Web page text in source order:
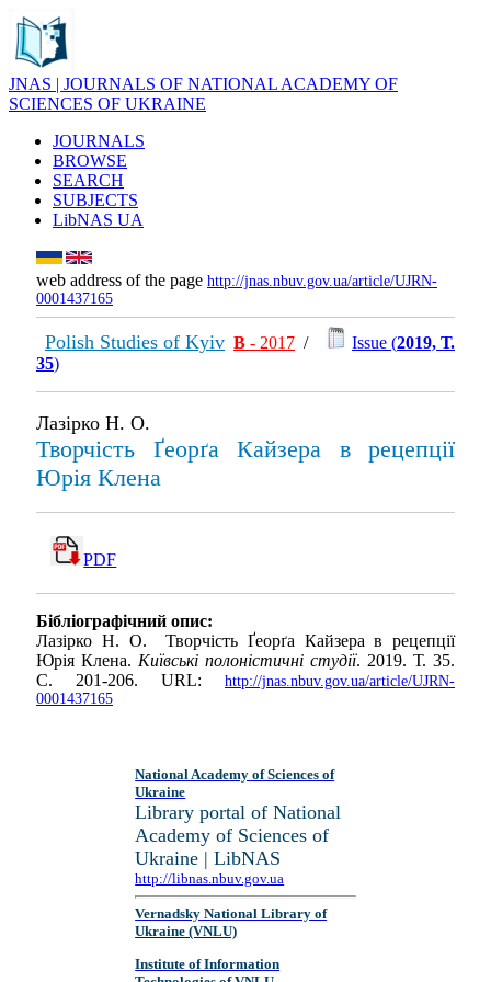
JNAS | JOURNALS OF NATIONAL ACADEMY OF
SCIENCES OF UKRAINE
JOURNALS
BROWSE
SEARCH
SUBJECTS
LibNAS UA
web address of the page http://jnas.nbuv.gov.ua/article/UJRN-
0001437165
Polish Studies of Kyiv В - 2017 / Issue (2019, Т.
35)
Лазірко Н. О.
Творчість Ґеорґа Кайзера в рецепції
Юрія Клена
PDF
Бібліографічний опис:
Лазірко Н. О. Творчість Ґеорґа Кайзера в рецепції
Юрія Клена. Київські полоністичні студії. 2019. Т. 35.
С. 201-206. URL: http://jnas.nbuv.gov.ua/article/UJRN-
0001437165
National Academy of Sciences of
Ukraine
Library portal of National
Academy of Sciences of
Ukraine | LibNAS
http://libnas.nbuv.gov.ua
Vernadsky National Library of
Ukraine (VNLU)
Institute of Information